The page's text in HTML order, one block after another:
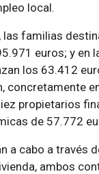
local.
las familias
euros; y en
los 63.412
concretamente
propietarios
de 57.772
a cabo a través
ambos